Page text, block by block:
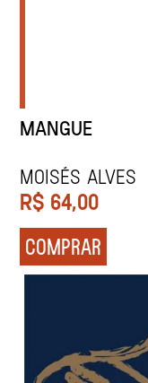
MANGUE
moisés alves
R$ 64,00
COMPRAR